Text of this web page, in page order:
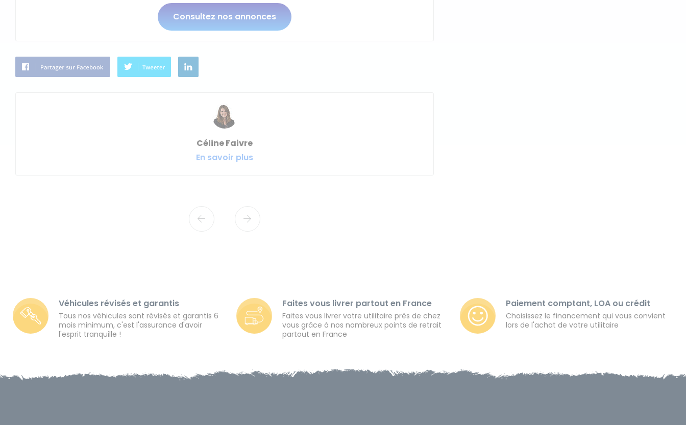
Consultez nos annonces
Céline Faivre
En savoir plus
Véhicules révisés et garantis
Tous nos véhicules sont révisés et garantis 6
mois minimum, c'est l'assurance d'avoir
l'esprit tranquille !
Faites vous livrer partout en France
Faites vous livrer votre utilitaire près de chez
vous grâce à nos nombreux points de retrait
partout en France
Paiement comptant, LOA ou crédit
Choisissez le financement qui vous convient
lors de l'achat de votre utilitaire